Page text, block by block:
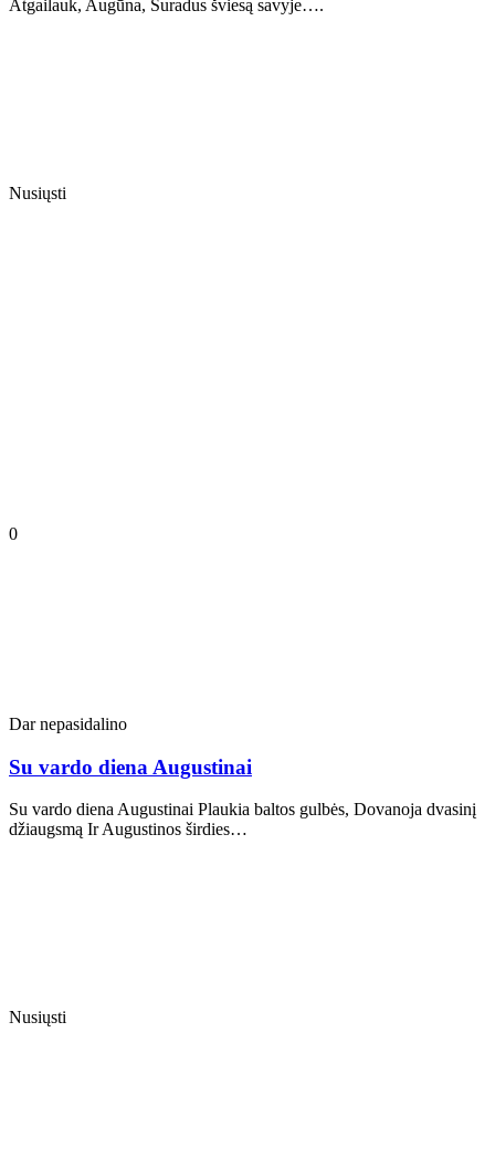
Atgailauk, Augūna, Suradus šviesą savyje….
Nusiųsti
0
Dar nepasidalino
Su vardo diena Augustinai
Su vardo diena Augustinai Plaukia baltos gulbės, Dovanoja dvasinį
džiaugsmą Ir Augustinos širdies…
Nusiųsti